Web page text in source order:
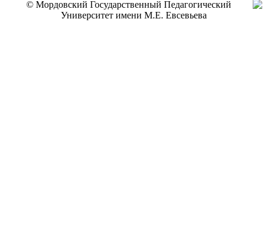
© Мордовский Государственный Педагогический
Университет имени М.Е. Евсевьева